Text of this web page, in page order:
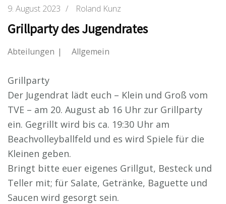
9. August 2023 / Roland Kunz
Grillparty des Jugendrates
Abteilungen Allgemein
Grillparty
Der Jugendrat lädt euch – Klein und Groß vom
TVE – am 20. August ab 16 Uhr zur Grillparty
ein. Gegrillt wird bis ca. 19:30 Uhr am
Beachvolleyballfeld und es wird Spiele für die
Kleinen geben.
Bringt bitte euer eigenes Grillgut, Besteck und
Teller mit; für Salate, Getränke, Baguette und
Saucen wird gesorgt sein.